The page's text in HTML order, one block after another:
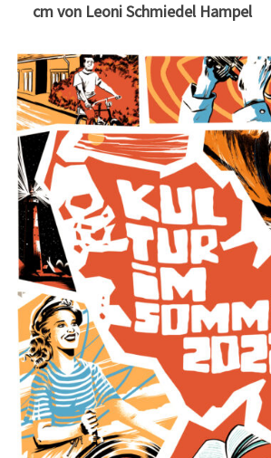
cm von Leoni Schmiedel Hampel